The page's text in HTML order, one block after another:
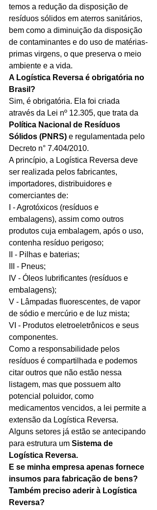
temos a redução da disposição de
resíduos sólidos em aterros sanitários,
bem como a diminuição da disposição
de contaminantes e do uso de matérias-
primas virgens, o que preserva o meio
ambiente e a vida.
A Logística Reversa é obrigatória no
Brasil?
Sim, é obrigatória. Ela foi criada
através da Lei nº 12.305, que trata da
Política Nacional de Resíduos
Sólidos (PNRS) e regulamentada pelo
Decreto n° 7.404/2010.
A princípio, a Logística Reversa deve
ser realizada pelos fabricantes,
importadores, distribuidores e
comerciantes de:
I - Agrotóxicos (resíduos e
embalagens), assim como outros
produtos cuja embalagem, após o uso,
contenha resíduo perigoso;
II - Pilhas e baterias;
III - Pneus;
IV - Óleos lubrificantes (resíduos e
embalagens);
V - Lâmpadas fluorescentes, de vapor
de sódio e mercúrio e de luz mista;
VI - Produtos eletroeletrônicos e seus
componentes.
Como a responsabilidade pelos
resíduos é compartilhada e podemos
citar outros que não estão nessa
listagem, mas que possuem alto
potencial poluidor, como
medicamentos vencidos, a lei permite a
extensão da Logística Reversa.
Alguns setores já estão se antecipando
para estrutura um Sistema de
Logística Reversa.
E se minha empresa apenas fornece
insumos para fabricação de bens?
Também preciso aderir à Logística
Reversa?